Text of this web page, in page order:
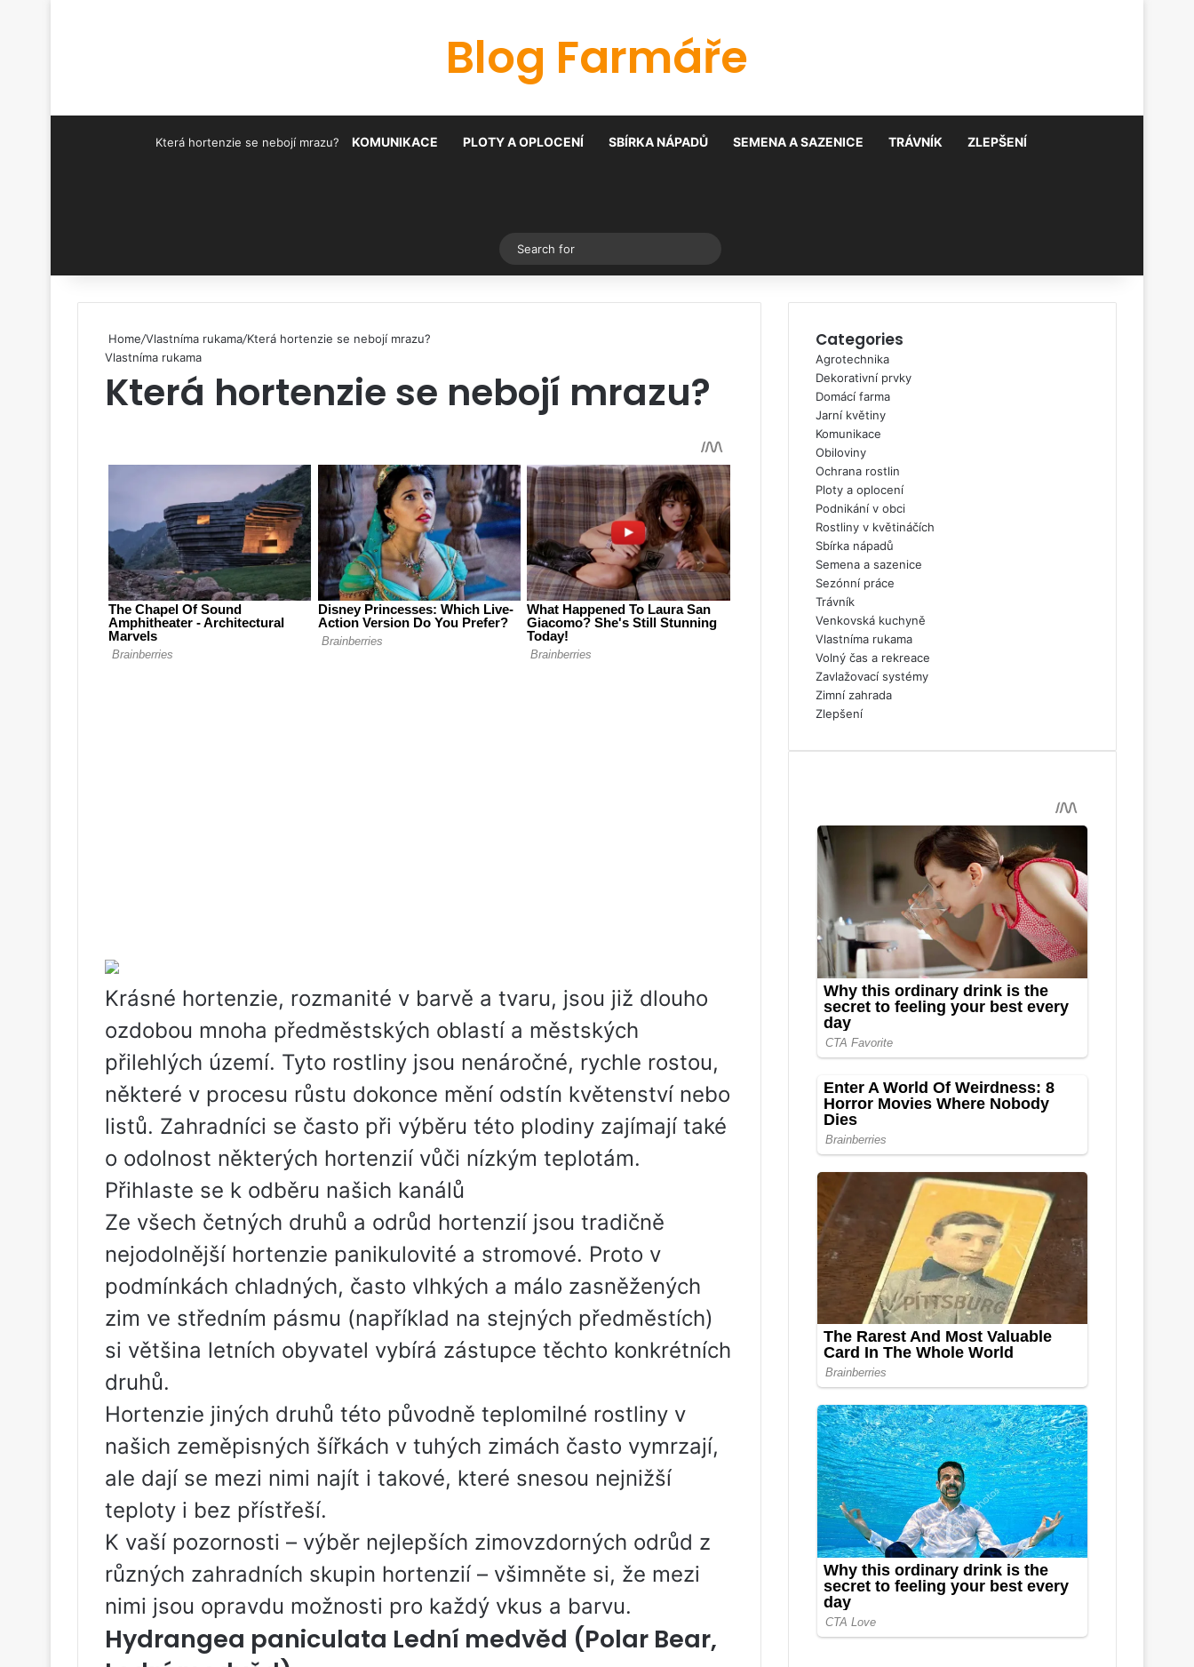
Blog Farmáře
Která hortenzie se nebojí mrazu? KOMUNIKACE PLOTY A OPLOCENÍ SBÍRKA NÁPADŮ SEMENA A SAZENICE TRÁVNÍK ZLEPŠENÍ
Switch skin
for
Home/Vlastníma rukama/Která hortenzie se nebojí mrazu?
Vlastníma rukama
Která hortenzie se nebojí mrazu?
Krásné hortenzie, rozmanité v barvě a tvaru, jsou již dlouho
ozdobou mnoha předměstských oblastí a městských
přilehlých území. Tyto rostliny jsou nenáročné, rychle rostou,
některé v procesu růstu dokonce mění odstín květenství nebo
listů. Zahradníci se často při výběru této plodiny zajímají také
o odolnost některých hortenzií vůči nízkým teplotám.
Přihlaste se k odběru našich kanálů
Ze všech četných druhů a odrůd hortenzií jsou tradičně
nejodolnější hortenzie panikulovité a stromové. Proto v
podmínkách chladných, často vlhkých a málo zasněžených
zim ve středním pásmu (například na stejných předměstích)
si většina letních obyvatel vybírá zástupce těchto konkrétních
druhů.
Hortenzie jiných druhů této původně teplomilné rostliny v
našich zeměpisných šířkách v tuhých zimách často vymrzají,
ale dají se mezi nimi najít i takové, které snesou nejnižší
teploty i bez přístřeší.
K vaší pozornosti – výběr nejlepších zimovzdorných odrůd z
různých zahradních skupin hortenzií – všimněte si, že mezi
nimi jsou opravdu možnosti pro každý vkus a barvu.
Hydrangea paniculata Lední medvěd (Polar Bear,
Categories
Agrotechnika
Dekorativní prvky
Domácí farma
Jarní květiny
Komunikace
Obiloviny
Ochrana rostlin
Ploty a oplocení
Podnikání v obci
Rostliny v květináčích
Sbírka nápadů
Semena a sazenice
Sezónní práce
Trávník
Venkovská kuchyně
Vlastníma rukama
Volný čas a rekreace
Zavlažovací systémy
Zimní zahrada
Zlepšení